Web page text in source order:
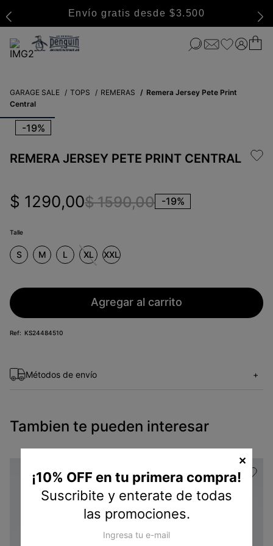
Envío gratis desde $3.500
GARAGE SALE TOPS REMERAS
Remera Jersey Pete Print
Central
-19%
REMERA JERSEY PETE PRINT CENTRAL
$ 1290,00$ 1590,00 -19%
Talle
S M L XL XXL
Agregar al carrito
KS24484510
Métodos de envío +
Tambien te pueden interesar
¡10% OFF en tu primera compra!
Suscribite y enterate de todas
las promociones.
✕